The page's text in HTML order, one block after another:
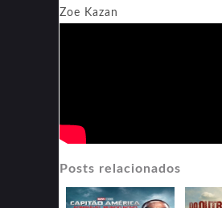
Zoe Kazan
Posts relacionados